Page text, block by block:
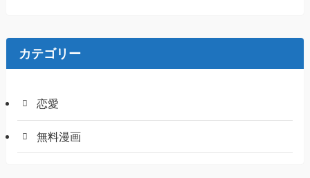
カテゴリー
恋愛
無料漫画